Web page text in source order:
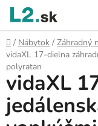
Prejsť
obsah
Domov
/ Nábytok / Záhradný
vidaXL 17-dielna
polyratan
vidaXL